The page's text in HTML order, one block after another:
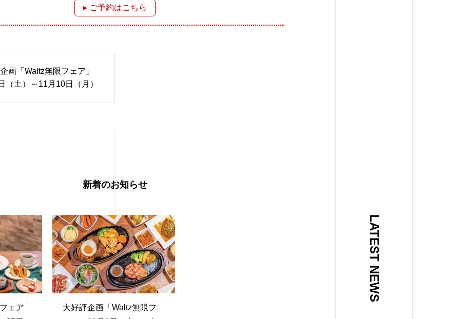
▸ ご予約はこちら
画「Waltz無限フェア」
（土）～11月10日（月）
LATEST NEWS
新着のお知らせ
ェア
大好評企画「Waltz無限フ